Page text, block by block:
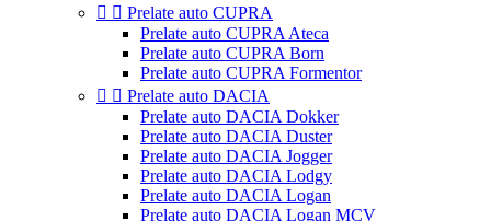
  Prelate auto CUPRA
Prelate auto CUPRA Ateca
Prelate auto CUPRA Born
Prelate auto CUPRA Formentor
  Prelate auto DACIA
Prelate auto DACIA Dokker
Prelate auto DACIA Duster
Prelate auto DACIA Jogger
Prelate auto DACIA Lodgy
Prelate auto DACIA Logan
Prelate auto DACIA Logan MCV